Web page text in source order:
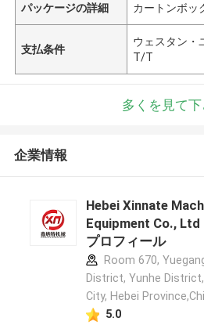
パッケージの詳細 カートンボッ
支払条件
ウェスタン・
T/T
多くを見て
企業情報
Hebei Xinnate
Equipment Co., Ltd
プロフィール
Room 670,
District, Yunhe
City, Hebei
5.0